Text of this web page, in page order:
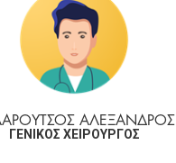
ΑΛΕΞΑΝΔΡΟΣ
ΓΕΝΙΚΟΣ ΧΕΙΡΟΥΡΓΟΣ